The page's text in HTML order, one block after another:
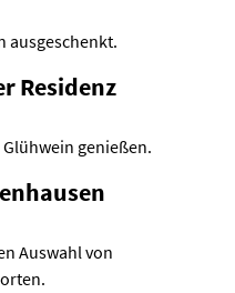
ausgeschenkt.
Residenz
genießen.
Auswahl von